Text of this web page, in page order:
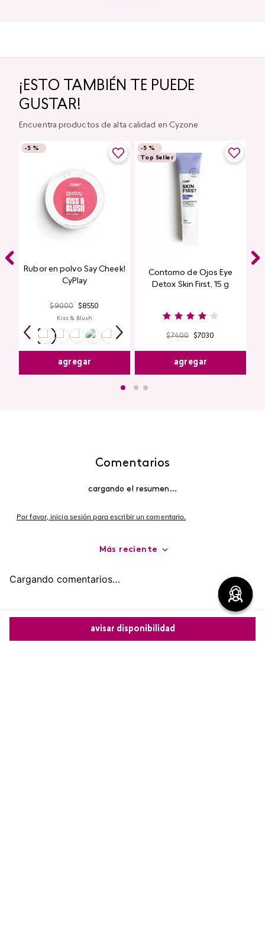
avisar disponibilidad
¡ESTO TAMBIÉN TE PUEDE
GUSTAR!
Encuentra productos de alta calidad en Cyzone
-5 %
Rubor en polvo Say Cheek!
CyPlay
$9000 $8550
Kiss & Blush
agregar
-5 %
Top Seller
Contorno de Ojos Eye
Detox Skin First, 15 g
$7400 $7030
agregar
Comentarios
cargando el resumen…
Por favor, inicia sesión para escribir un comentario.
Más reciente
Cargando comentarios…